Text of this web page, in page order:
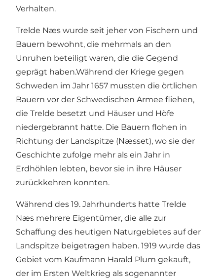
Verhalten.
Trelde Næs wurde seit jeher von Fischern und
Bauern bewohnt, die mehrmals an den
Unruhen beteiligt waren, die die Gegend
geprägt haben.Während der Kriege gegen
Schweden im Jahr 1657 mussten die örtlichen
Bauern vor der Schwedischen Armee fliehen,
die Trelde besetzt und Häuser und Höfe
niedergebrannt hatte. Die Bauern flohen in
Richtung der Landspitze (Næsset), wo sie der
Geschichte zufolge mehr als ein Jahr in
Erdhöhlen lebten, bevor sie in ihre Häuser
zurückkehren konnten.
Während des 19. Jahrhunderts hatte Trelde
Næs mehrere Eigentümer, die alle zur
Schaffung des heutigen Naturgebietes auf der
Landspitze beigetragen haben. 1919 wurde das
Gebiet vom Kaufmann Harald Plum gekauft,
der im Ersten Weltkrieg als sogenannter